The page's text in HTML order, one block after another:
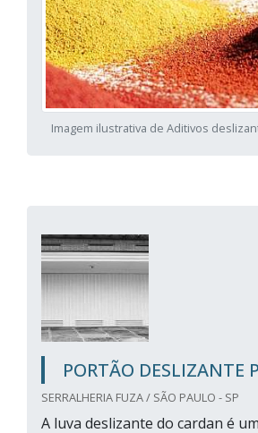
Imagem ilustrativa de Aditivos
PORTÃO DESLIZANTE
SERRALHERIA FUZA / SÃO PAULO - SP
A luva deslizante do cardan é